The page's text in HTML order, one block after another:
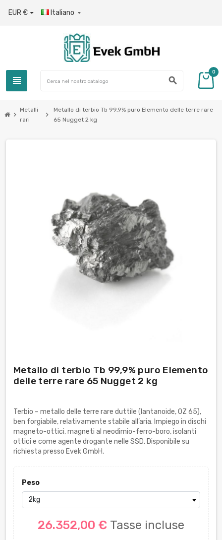
EUR € Italiano 
view_headline search
0
chevron_right
Metalli
rari
chevron_right
Metallo di terbio Tb 99,9% puro Elemento delle terre rare
65 Nugget 2 kg
Metallo di terbio Tb 99,9% puro Elemento
delle terre rare 65 Nugget 2 kg
Terbio – metallo delle terre rare duttile (lantanoide, OZ 65),
ben forgiabile, relativamente stabile all’aria. Impiego in dischi
magneto-ottici, magneti al neodimio-ferro-boro, isolanti
ottici e come agente drogante nelle SSD. Disponibile su
richiesta presso Evek GmbH.
Peso
26.352,00 € Tasse incluse